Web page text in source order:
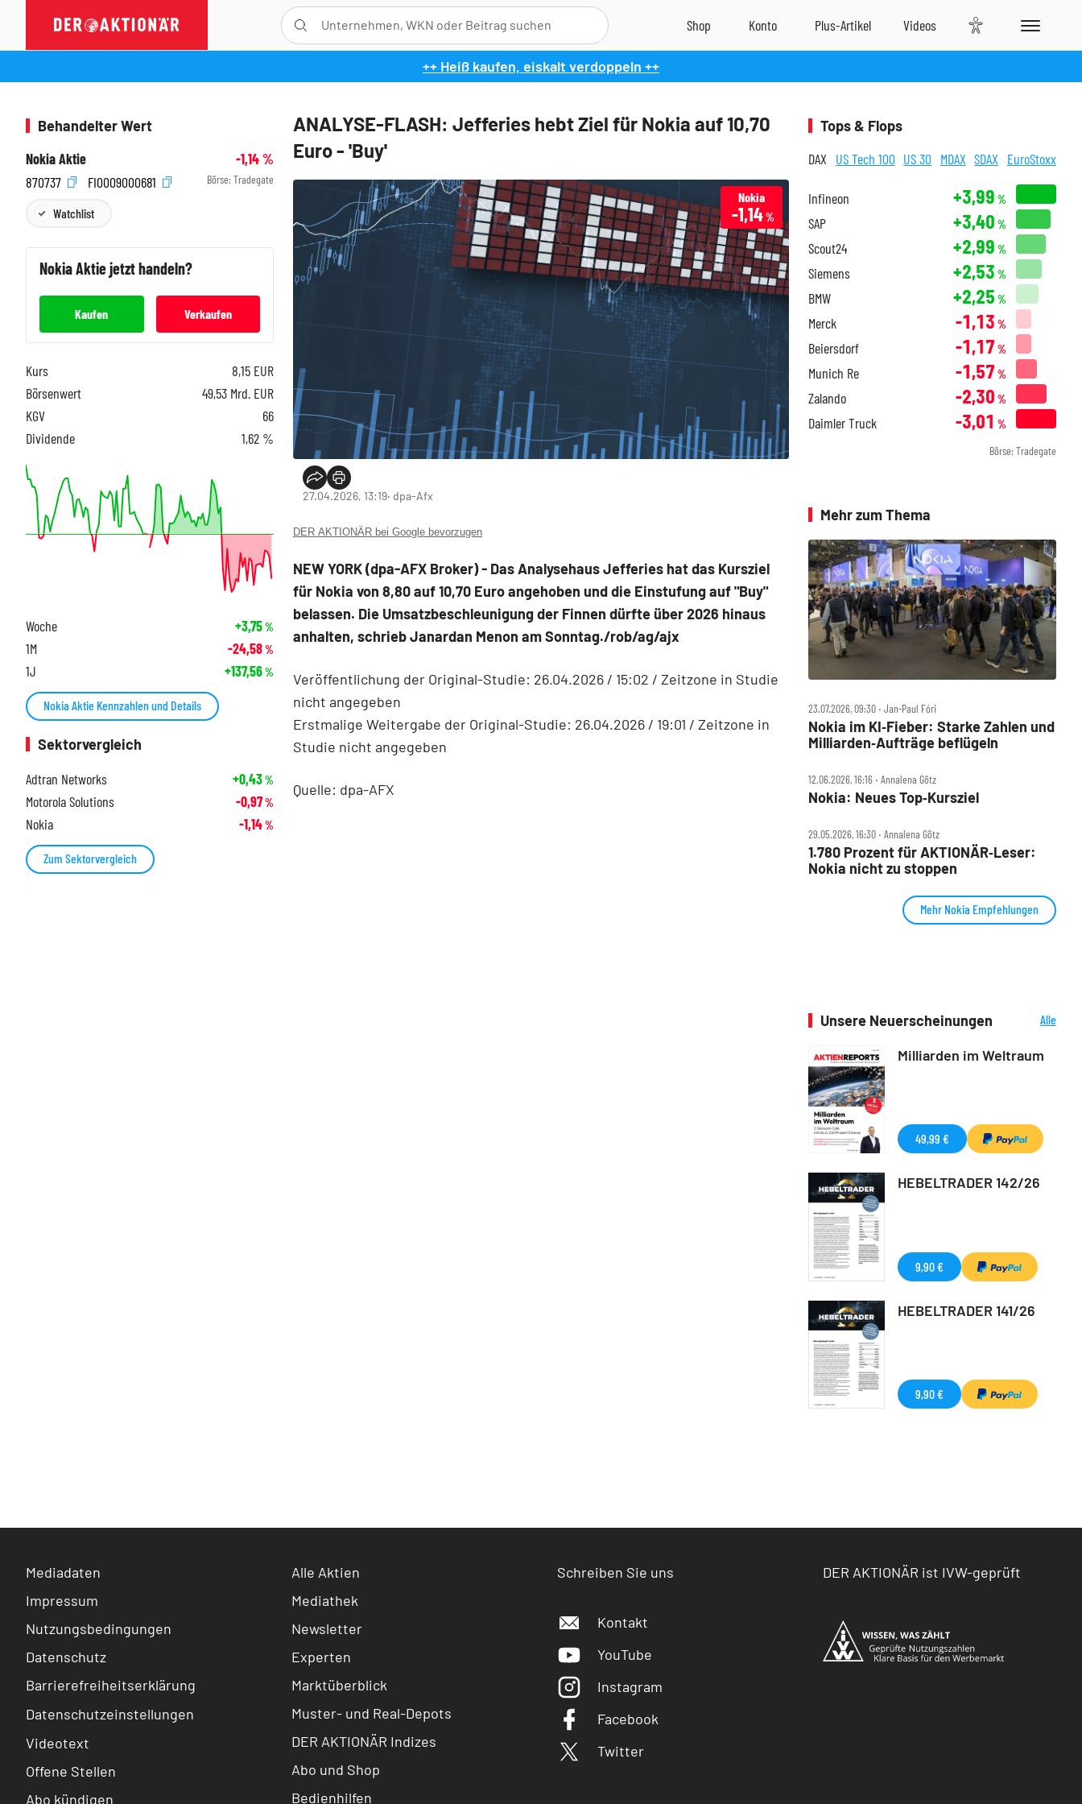
++ Heiß kaufen, eiskalt verdoppeln ++
ANALYSE-FLASH: Jefferies hebt Ziel für Nokia auf 10,70
Euro - 'Buy'
Nokia
-1,14%
27.04.2026, 13:19‧ dpa-Afx
DER AKTIONÄR bei Google bevorzugen
NEW YORK (dpa-AFX Broker) - Das Analysehaus Jefferies hat das Kursziel
für Nokia von 8,80 auf 10,70 Euro angehoben und die Einstufung auf "Buy"
belassen. Die Umsatzbeschleunigung der Finnen dürfte über 2026 hinaus
anhalten, schrieb Janardan Menon am Sonntag./rob/ag/ajx
Veröffentlichung der Original-Studie: 26.04.2026 / 15:02 / Zeitzone in Studie
nicht angegeben
Erstmalige Weitergabe der Original-Studie: 26.04.2026 / 19:01 / Zeitzone in
Studie nicht angegeben
Quelle: dpa-AFX
Behandelter Wert
Nokia Aktie
-1,14%
870737
FI0009000681 Börse: Tradegate
Watchlist
NokiaAktie jetzt handeln?
Kaufen Verkaufen
Kurs 8,15 EUR
Börsenwert
49,53 Mrd. EUR
KGV
66
Dividende
1,62 %
Woche +3,75%
1M -24,58%
1J +137,56%
Nokia Aktie Kennzahlen und Details
Sektorvergleich
Adtran Networks
+0,43%
Motorola Solutions -0,97%
Nokia -1,14%
Zum Sektorvergleich
Tops & Flops
DAX US Tech 100 US 30 MDAX SDAX EuroStoxx
Infineon +3,99 %
SAP +3,40 %
Scout24 +2,99 %
Siemens +2,53 %
BMW +2,25 %
Merck -1,13 %
Beiersdorf -1,17 %
Munich Re -1,57 %
Zalando -2,30 %
Daimler Truck -3,01 %
Börse: Tradegate
Mehr zum Thema
23.07.2026, 09:30 ‧ Jan-Paul Fóri
Nokia im KI‑Fieber: Starke Zahlen und
Milliarden‑Aufträge beflügeln
12.06.2026, 16:16 ‧ Annalena Götz
Nokia: Neues Top‑Kursziel
29.05.2026, 16:30 ‧ Annalena Götz
1.780 Prozent für AKTIONÄR‑Leser:
Nokia nicht zu stoppen
Mehr Nokia Empfehlungen
Unsere Neuerscheinungen
Alle
Milliarden im Weltraum
49,99 €
HEBELTRADER 142/26
9,90 €
HEBELTRADER 141/26
9,90 €
Mediadaten
Impressum
Nutzungsbedingungen
Datenschutz
Barrierefreiheitserklärung
Datenschutzeinstellungen
Videotext
Offene Stellen
Abo kündigen
Alle Aktien
Mediathek
Newsletter
Experten
Marktüberblick
Muster- und Real-Depots
DER AKTIONÄR Indizes
Abo und Shop
Bedienhilfen
Schreiben Sie uns
Kontakt
YouTube
Instagram
Facebook
Twitter
DER AKTIONÄR ist IVW-geprüft